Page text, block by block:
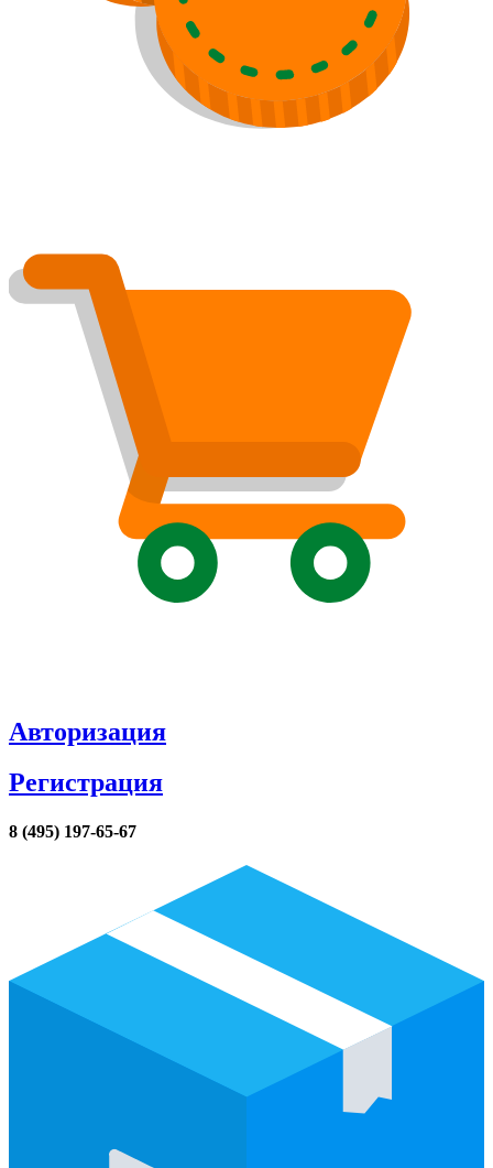
Авторизация
Регистрация
8 (495) 197-65-67